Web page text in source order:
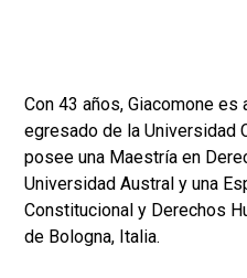
Con 43 años, Giacomone
egresado de la Universidad
posee una Maestría en
Universidad Austral y una
Constitucional y Derechos
de Bologna, Italia.